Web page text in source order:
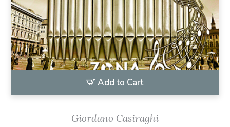
Add to Cart
Giordano Casiraghi